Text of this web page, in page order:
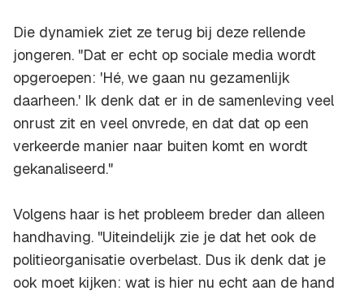
Die dynamiek ziet ze terug bij deze rellende
jongeren. "Dat er echt op sociale media wordt
opgeroepen: 'Hé, we gaan nu gezamenlijk
daarheen.' Ik denk dat er in de samenleving veel
onrust zit en veel onvrede, en dat dat op een
verkeerde manier naar buiten komt en wordt
gekanaliseerd."
Volgens haar is het probleem breder dan alleen
handhaving. "Uiteindelijk zie je dat het ook de
politieorganisatie overbelast. Dus ik denk dat je
ook moet kijken: wat is hier nu echt aan de hand